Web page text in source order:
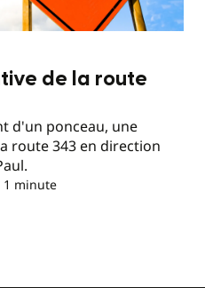
de la route
d'un ponceau, une
route 343 en direction
1 minute